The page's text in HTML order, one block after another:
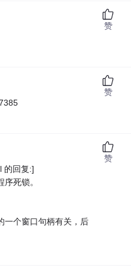
赞
赞
的回复:]
死锁。
一个窗口句柄有关，后
赞